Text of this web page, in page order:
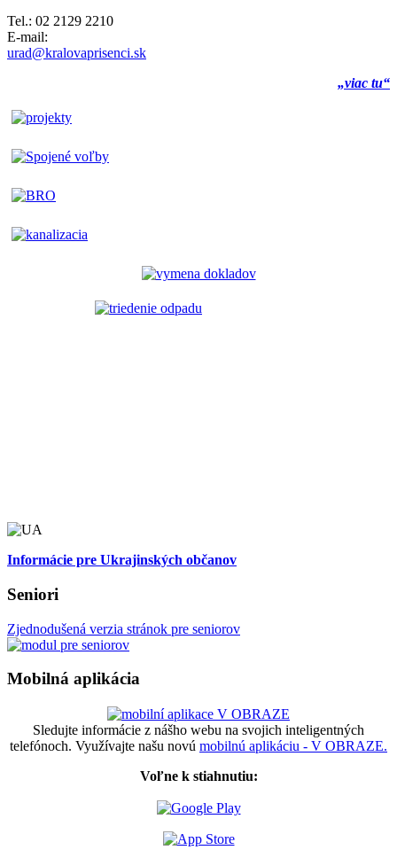
Tel.: 02 2129 2210
E-mail:
urad@kralovaprisenci.sk
„viac tu“
Informácie pre Ukrajinských občanov
Seniori
Zjednodušená verzia stránok pre seniorov
Mobilná aplikácia
Sledujte informácie z nášho webu na svojich inteligentných
telefónoch. Využívajte našu novú mobilnú aplikáciu - V OBRAZE.
Voľne k stiahnutiu: